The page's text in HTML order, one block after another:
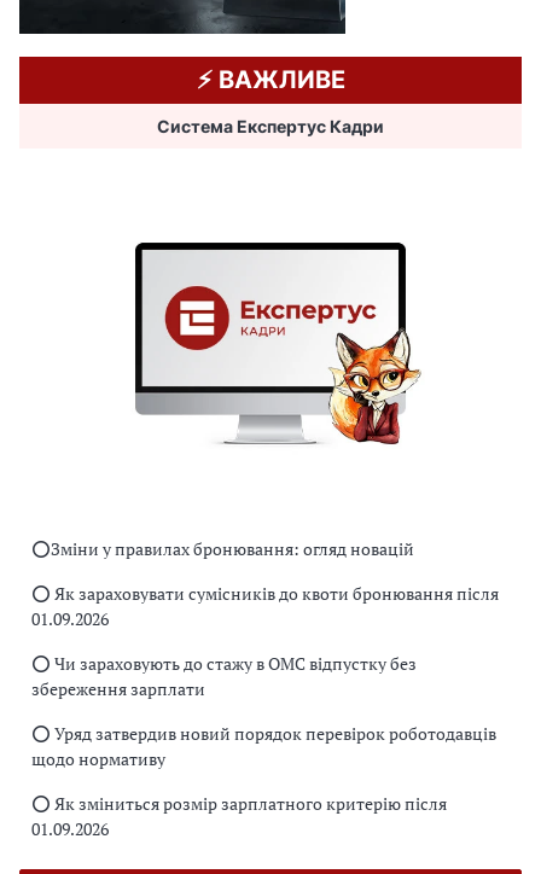
⚡️ ВАЖЛИВЕ
Система Експертус Кадри
⭕️Зміни у правилах бронювання: огляд новацій
⭕️ Як зараховувати сумісників до квоти бронювання після
01.09.2026
⭕️ Чи зараховують до стажу в ОМС відпустку без
збереження зарплати
⭕️ Уряд затвердив новий порядок перевірок роботодавців
щодо нормативу
⭕️ Як зміниться розмір зарплатного критерію після
01.09.2026